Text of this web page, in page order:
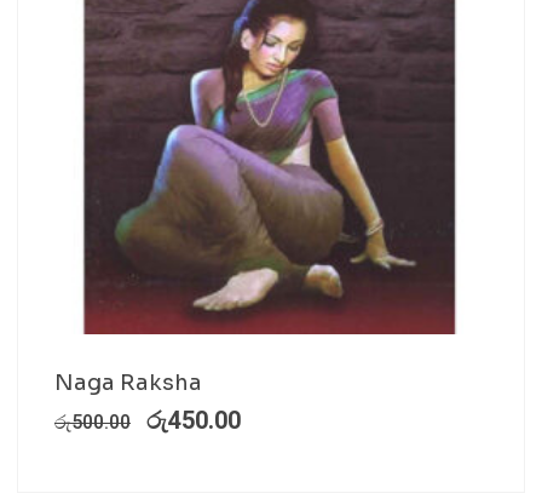
Naga Raksha
රු500.00 රු450.00